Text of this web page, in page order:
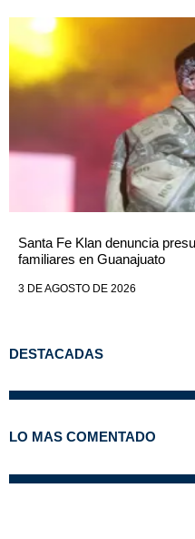
Santa Fe Klan denuncia
familiares en Guanajuato
3 DE AGOSTO DE 2026
DESTACADAS
LO MAS COMENTADO